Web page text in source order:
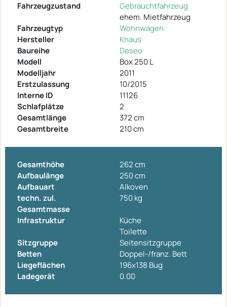
Fahrzeugzustand
Gebrauchtfahrzeug
ehem. Mietfahrzeug
Fahrzeugtyp
Wohnwagen
Hersteller
Knaus
Baureihe
Deseo
Modell
Box 250 L
Modelljahr
2011
Erstzulassung
10/2015
Interne ID
11126
Schlafplätze
2
Gesamtlänge
372 cm
Gesamtbreite
210 cm
Gesamthöhe
262 cm
Aufbaulänge
250 cm
Aufbauart
Alkoven
techn. zul.
Gesamtmasse
750 kg
Infrastruktur
Küche
Toilette
Sitzgruppe
Seitensitzgruppe
Betten
Doppel-/franz. Bett
Liegeflächen
196x138 Bug
Ladegerät
0.00